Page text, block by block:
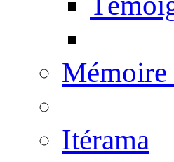
Itérama